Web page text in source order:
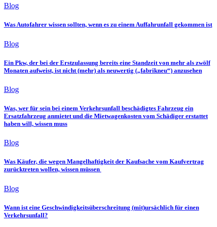
Blog
Was Autofahrer wissen sollten, wenn es zu einem Auffahrunfall gekommen ist
Blog
Ein Pkw, der bei der Erstzulassung bereits eine Standzeit von mehr als zwölf
Monaten aufweist, ist nicht (mehr) als neuwertig („fabrikneu“) anzusehen
Blog
Was, wer für sein bei einem Verkehrsunfall beschädigtes Fahrzeug ein
Ersatzfahrzeug anmietet und die Mietwagenkosten vom Schädiger erstattet
haben will, wissen muss
Blog
Was Käufer, die wegen Mangelhaftigkeit der Kaufsache vom Kaufvertrag
zurücktreten wollen, wissen müssen
Blog
Wann ist eine Geschwindigkeitsüberschreitung (mit)ursächlich für einen
Verkehrsunfall?